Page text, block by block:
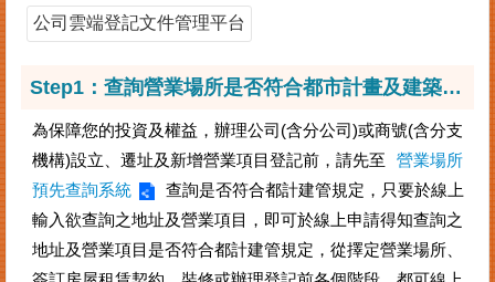
本
資
查
案
件
度
查
詢
公司雲端登記文件管理平台
Step1：查詢營業場所是否符合都市計畫及建築管理法規
為保障您的投資及權益，辦理公司(含分公司)或商號(含分支
機構)設立、遷址及新增營業項目登記前，請先至
營業場所
預先查詢系統
查詢是否符合都計建管規定，只要於線上
輸入欲查詢之地址及營業項目，即可於線上申請得知查詢之
地址及營業項目是否符合都計建管規定，從擇定營業場所、